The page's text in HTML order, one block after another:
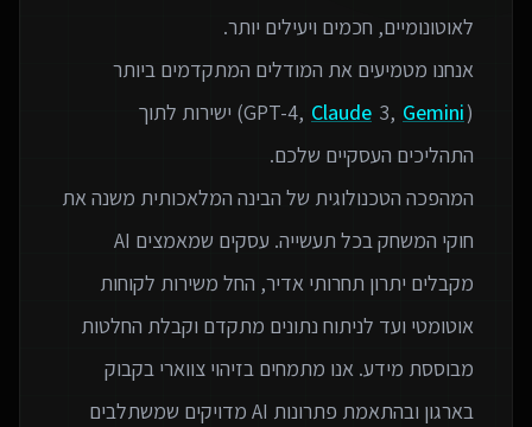
אנחנו מטמיעים את המודלים המתקדמים ביותר
(GPT-4,
Claude 3, Gemini
) ישירות לתוך
המהפכה הטכנולוגית של הבינה המלאכותית משנה את
חוקי המשחק בכל תעשייה. עסקים שמאמצים AI
מקבלים יתרון תחרותי אדיר, החל משירות לקוחות
אוטומטי ועד לניתוח נתונים מתקדם וקבלת החלטות
מבוססת מידע. אנו מתמחים בזיהוי צווארי בקבוק
בארגון ובהתאמת פתרונות AI מדויקים שמשתלבים